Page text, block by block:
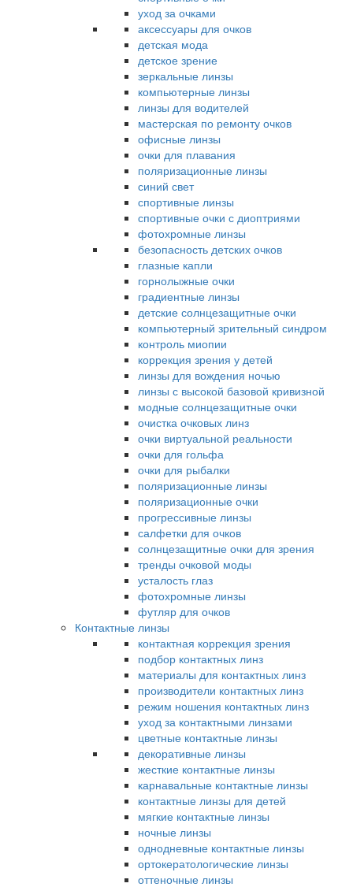
уход за очками
аксессуары для очков
детская мода
детское зрение
зеркальные линзы
компьютерные линзы
линзы для водителей
мастерская по ремонту очков
офисные линзы
очки для плавания
поляризационные линзы
синий свет
спортивные линзы
спортивные очки с диоптриями
фотохромные линзы
безопасность детских очков
глазные капли
горнолыжные очки
градиентные линзы
детские солнцезащитные очки
компьютерный зрительный синдром
контроль миопии
коррекция зрения у детей
линзы для вождения ночью
линзы с высокой базовой кривизной
модные солнцезащитные очки
очистка очковых линз
очки виртуальной реальности
очки для гольфа
очки для рыбалки
поляризационные линзы
поляризационные очки
прогрессивные линзы
салфетки для очков
солнцезащитные очки для зрения
тренды очковой моды
усталость глаз
фотохромные линзы
футляр для очков
Контактные линзы
контактная коррекция зрения
подбор контактных линз
материалы для контактных линз
производители контактных линз
режим ношения контактных линз
уход за контактными линзами
цветные контактные линзы
декоративные линзы
жесткие контактные линзы
карнавальные контактные линзы
контактные линзы для детей
мягкие контактные линзы
ночные линзы
однодневные контактные линзы
ортокератологические линзы
оттеночные линзы